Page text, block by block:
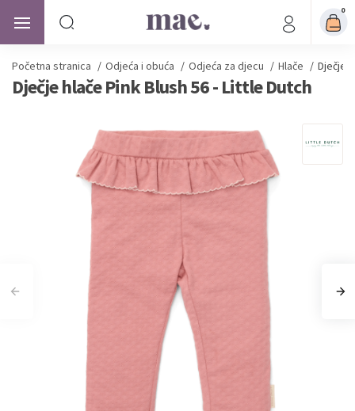
0
Početna stranica / Odjeća i obuća / Odjeća za djecu / Hlače / Dječje
Dječje hlače Pink Blush 56 - Little Dutch